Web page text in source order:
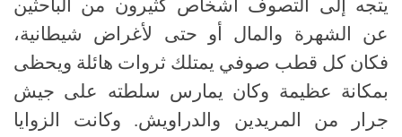
يتجه إلى التصوف أشخاص كثيرون من الباحثين
عن الشهرة والمال أو حتى لأغراض شيطانية،
فكان كل قطب صوفي يمتلك ثروات هائلة ويحظى
بمكانة عظيمة وكان يمارس سلطته على جيش
جرار من المريدين والدراويش. وكانت الزوايا